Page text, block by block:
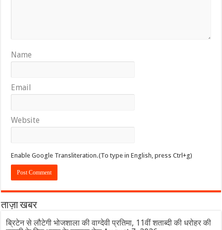
Name
Email
Website
Enable Google Transliteration.(To type in English, press Ctrl+g)
ताज़ा खबर
ब्रिटेन से लौटेगी भोजशाला की वाग्देवी प्रतिमा, 11वीं शताब्दी की धरोहर की